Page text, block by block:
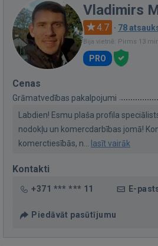
Vladimirs
4.7 · 78
Bija vietnē: Pirms 13
PRO
Cenas
Grāmatvedības pakalpojumi
Labdien! Esmu plaša profila
nodokļu un komercdarbības jomā!
komerctiesībās, n... lasīt vairāk
Kontakti
+371 *** *** 11 E-
Piedāvāt pasūtījumu